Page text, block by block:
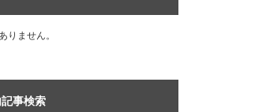
りません。
事検索